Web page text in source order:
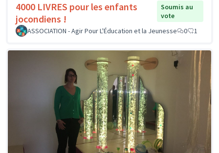
4000 LIVRES pour les enfants
jocondiens !
Soumis au
vote
ASSOCIATION - Agir Pour L'Éducation et la Jeunesse
0 1